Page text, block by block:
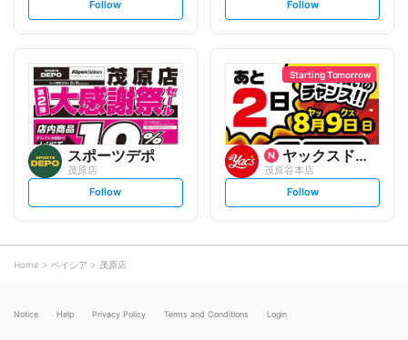
s
t
l
o
w
Follow
s
t
l
o
w
Follow
スポーツデポ
茂原店
s
t
o
w
Follow
Starting Tomorrow
ヤックスドラッグ
茂原谷本店
s
t
Follow
Home ベイシア 茂原店
Notice Help Privacy Policy Terms and Conditions Login